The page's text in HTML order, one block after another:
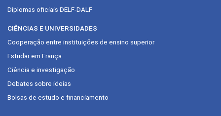
Diplomas oficiais DELF-DALF
CIÊNCIAS E UNIVERSIDADES
Cooperação entre instituições de ensino superior
Estudar em França
Ciência e investigação
Debates sobre ideias
Bolsas de estudo e financiamento